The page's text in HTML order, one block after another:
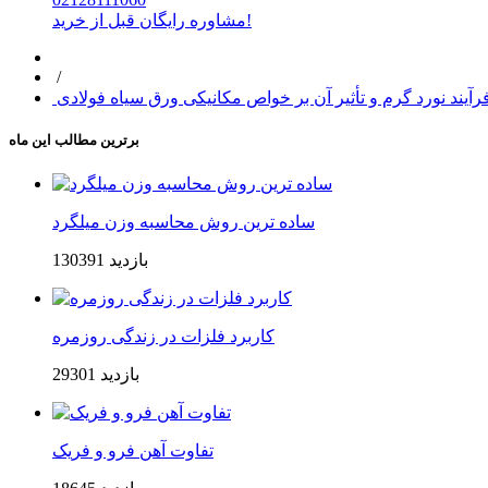
مشاوره رایگان قبل از خرید!
/
نورد گرم و تأثیر آن بر خواص مکانیکی ورق سیاه فولادی
برترین مطالب این ماه
ساده ترین روش محاسبه وزن میلگرد
130391 بازدید
کاربرد فلزات در زندگی روزمره
29301 بازدید
تفاوت آهن فرو و فریک